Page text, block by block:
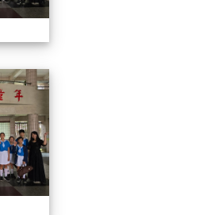
113學生音樂比賽